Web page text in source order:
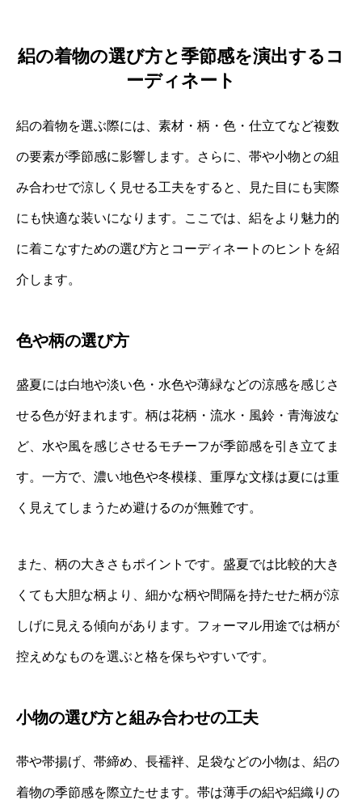
絽の着物の選び方と季節感を演出するコ
ーディネート
絽の着物を選ぶ際には、素材・柄・色・仕立てなど複数
の要素が季節感に影響します。さらに、帯や小物との組
み合わせで涼しく見せる工夫をすると、見た目にも実際
にも快適な装いになります。ここでは、絽をより魅力的
に着こなすための選び方とコーディネートのヒントを紹
介します。
色や柄の選び方
盛夏には白地や淡い色・水色や薄緑などの涼感を感じさ
せる色が好まれます。柄は花柄・流水・風鈴・青海波な
ど、水や風を感じさせるモチーフが季節感を引き立てま
す。一方で、濃い地色や冬模様、重厚な文様は夏には重
く見えてしまうため避けるのが無難です。
また、柄の大きさもポイントです。盛夏では比較的大き
くても大胆な柄より、細かな柄や間隔を持たせた柄が涼
しげに見える傾向があります。フォーマル用途では柄が
控えめなものを選ぶと格を保ちやすいです。
小物の選び方と組み合わせの工夫
帯や帯揚げ、帯締め、長襦袢、足袋などの小物は、絽の
着物の季節感を際立たせます。帯は薄手の絽や絽織りの